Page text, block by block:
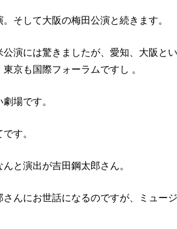
そして大阪の梅田公演と続きます。
公演には驚きましたが、愛知、大阪と
京も国際フォーラムですし 。
場です。
す。
と演出が吉田鋼太郎さん。
さんにお世話になるのですが、ミュー